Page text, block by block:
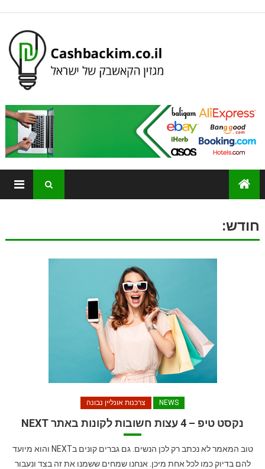
חודש:
NEWS צרכנות אונליין נבונה
נקסט טיפ – 4 עצות חשובות לקונות באתר NEXT
טוב המאמר לא נכתב רק לכן הנשים. גם גברים קונים בNEXT והוא מיועד
להם בדיוק כמו לכל אחת מיכן. אנחנו שמחים ששמנו את זה בצד ונעבור